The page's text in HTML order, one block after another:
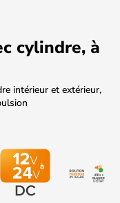
cylindre, à
intérieur et extérieur,